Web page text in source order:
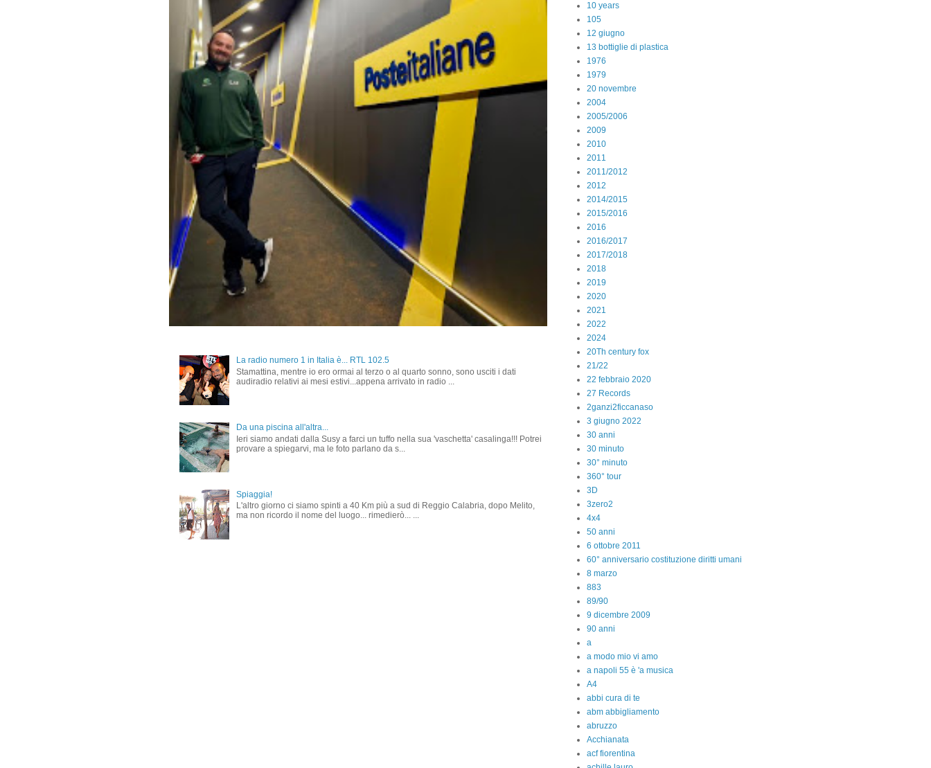
La radio numero 1 in Italia è... RTL 102.5
Stamattina, mentre io ero ormai al terzo o al quarto sonno, sono usciti i dati
audiradio relativi ai mesi estivi...appena arrivato in radio ...
Da una piscina all'altra...
Ieri siamo andati dalla Susy a farci un tuffo nella sua 'vaschetta' casalinga!!! Potrei
provare a spiegarvi, ma le foto parlano da s...
Spiaggia!
L'altro giorno ci siamo spinti a 40 Km più a sud di Reggio Calabria, dopo Melito,
ma non ricordo il nome del luogo... rimedierò... ...
10 years
105
12 giugno
13 bottiglie di plastica
1976
1979
20 novembre
2004
2005/2006
2009
2010
2011
2011/2012
2012
2014/2015
2015/2016
2016
2016/2017
2017/2018
2018
2019
2020
2021
2022
2024
20Th century fox
21/22
22 febbraio 2020
27 Records
2ganzi2ficcanaso
3 giugno 2022
30 anni
30 minuto
30° minuto
360° tour
3D
3zero2
4x4
50 anni
6 ottobre 2011
60° anniversario costituzione diritti umani
8 marzo
883
89/90
9 dicembre 2009
90 anni
a
a modo mio vi amo
a napoli 55 è 'a musica
A4
abbi cura di te
abm abbigliamento
abruzzo
Acchianata
acf fiorentina